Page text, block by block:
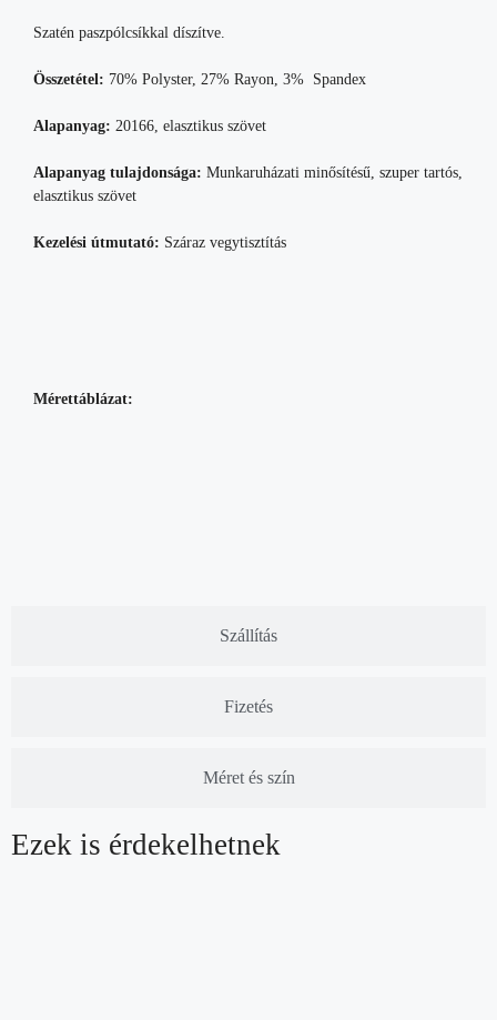
Szállítás
Fizetés
Méret és szín
Szatén paszpólcsíkkal díszítve.
Összetétel: 70% Polyster, 27% Rayon, 3% Spandex
Alapanyag: 20166, elasztikus szövet
Alapanyag tulajdonsága: Munkaruházati minősítésű, szuper tartós,
elasztikus szövet
Kezelési útmutató: Száraz vegytisztítás
Mérettáblázat:
Ezek is érdekelhetnek